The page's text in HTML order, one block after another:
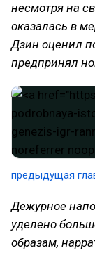
несмотря на
оказалась в
Дзин оценил
предпринял
предыдущая
Дежурное
уделено
образам,